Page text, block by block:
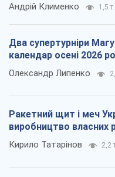
Андрій Клименко 1,5 т.
Два супертурніри
календар осені 2026
Олександр Липенко
Ракетний щит і меч
виробництво власних
Кирило Татарінов 2,2